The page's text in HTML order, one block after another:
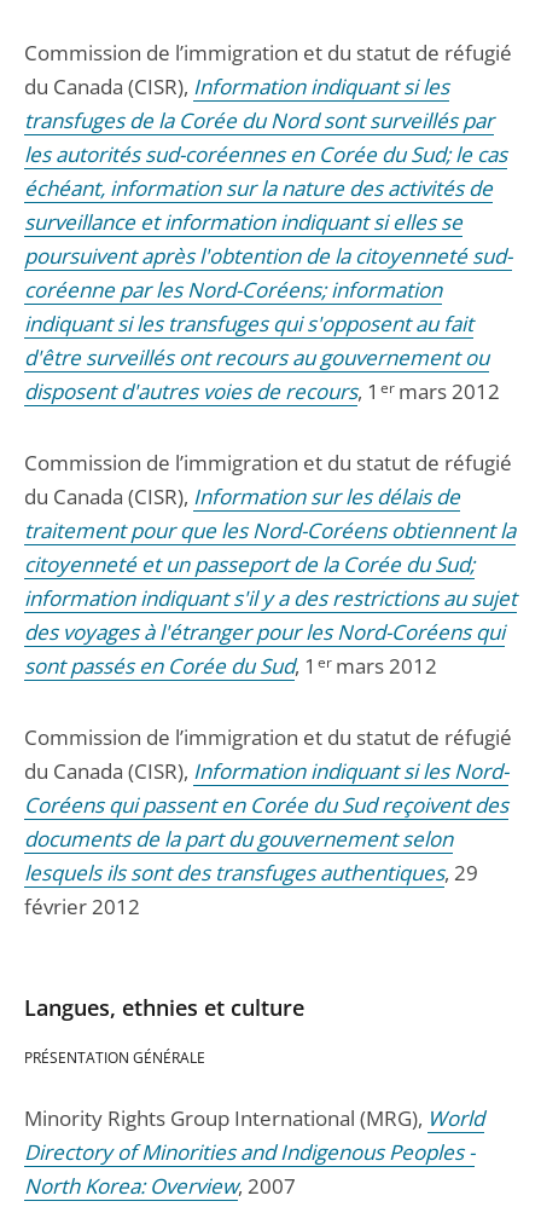
Commission de l’immigration et du statut de réfugié
du Canada (CISR), Information indiquant si les
transfuges de la Corée du Nord sont surveillés par
les autorités sud-coréennes en Corée du Sud; le cas
échéant, information sur la nature des activités de
surveillance et information indiquant si elles se
poursuivent après l'obtention de la citoyenneté sud-
coréenne par les Nord-Coréens; information
indiquant si les transfuges qui s'opposent au fait
d'être surveillés ont recours au gouvernement ou
disposent d'autres voies de recours, 1 ermars 2012
Commission de l’immigration et du statut de réfugié
du Canada (CISR), Information sur les délais de
traitement pour que les Nord-Coréens obtiennent la
citoyenneté et un passeport de la Corée du Sud;
information indiquant s'il y a des restrictions au sujet
des voyages à l'étranger pour les Nord-Coréens qui
sont passés en Corée du Sud, 1 ermars 2012
Commission de l’immigration et du statut de réfugié
du Canada (CISR), Information indiquant si les Nord-
Coréens qui passent en Corée du Sud reçoivent des
documents de la part du gouvernement selon
lesquels ils sont des transfuges authentiques, 29
février 2012
Langues, ethnies et culture
PRÉSENTATION GÉNÉRALE
Minority Rights Group International (MRG), World
Directory of Minorities and Indigenous Peoples -
North Korea: Overview, 2007